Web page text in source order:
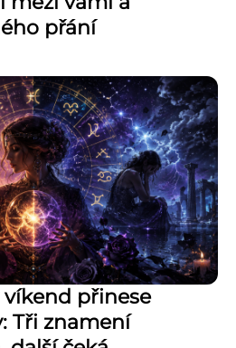
přání
přinese
Tři znamení